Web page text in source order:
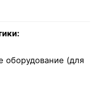
оборудование (для